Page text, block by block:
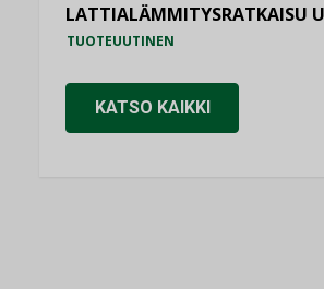
LATTIALÄMMITYSRATKAISU
TUOTEUUTINEN
KATSO KAIKKI